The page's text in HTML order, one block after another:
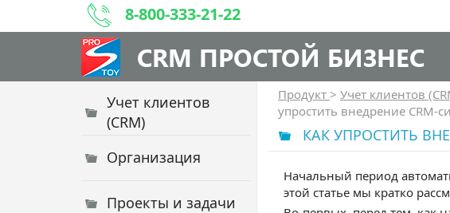
8-800-333-21-22
CRM ПРОСТОЙ БИЗНЕС
Учет клиентов
(CRM)
Организация
Проекты и задачи
Продукт > Учет клиентов
упростить внедрение CRM-
КАК УПРОСТИТЬ
Начальный период
этой статье мы кратко